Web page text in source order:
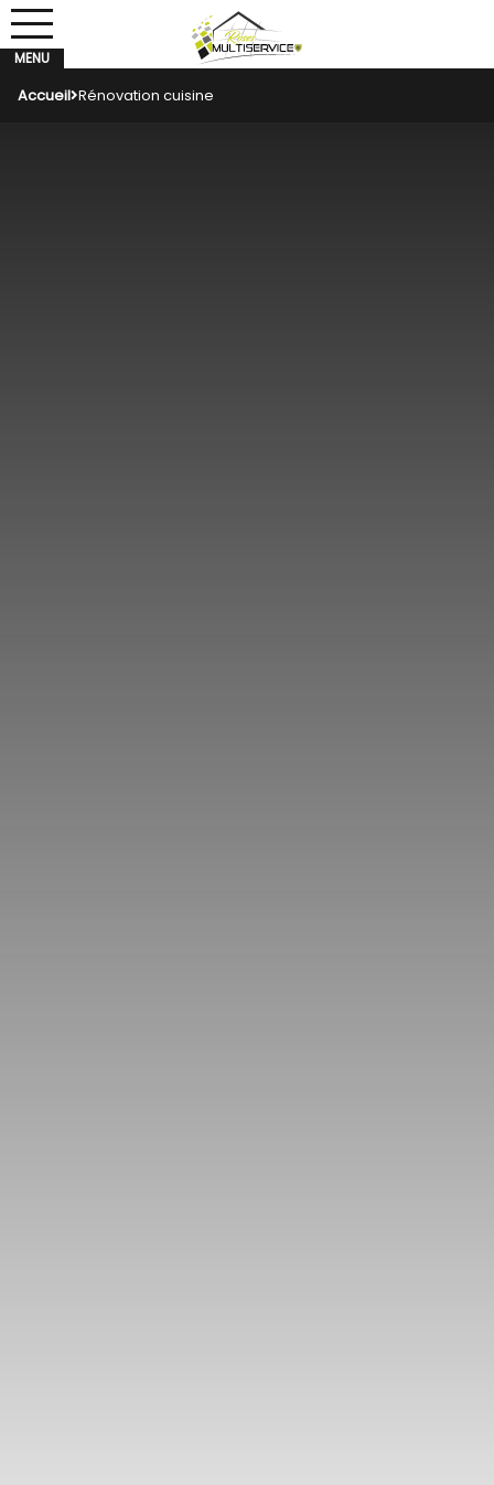
Accueil Rénovation cuisine